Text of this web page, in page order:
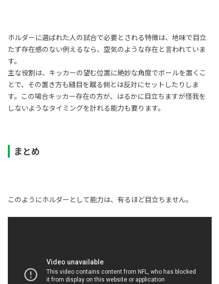
ホルダーに選ばれた人の試合で必要とされる特徴は、地味で目立
たず存在感のない例えるなら、空気のような存在と言われていま
す。
主な役割は、キッカーの望む位置に絶妙な角度でボールを置くこ
とで、その置き方も縫目を蹴る側とは反対にセットしたりしま
す。この場合キッカー存在の方が、はるかに目立ちますが怪我を
しないようなタイミングを計れる能力も要ります。
まとめ
このようにホルダーとして能力は、有るほど目立ちません。